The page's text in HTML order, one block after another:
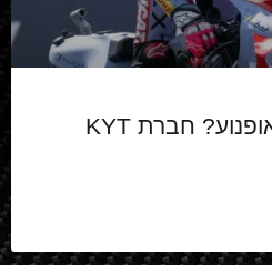
כמה עולה קסדה לאופנוע? חברת KYT